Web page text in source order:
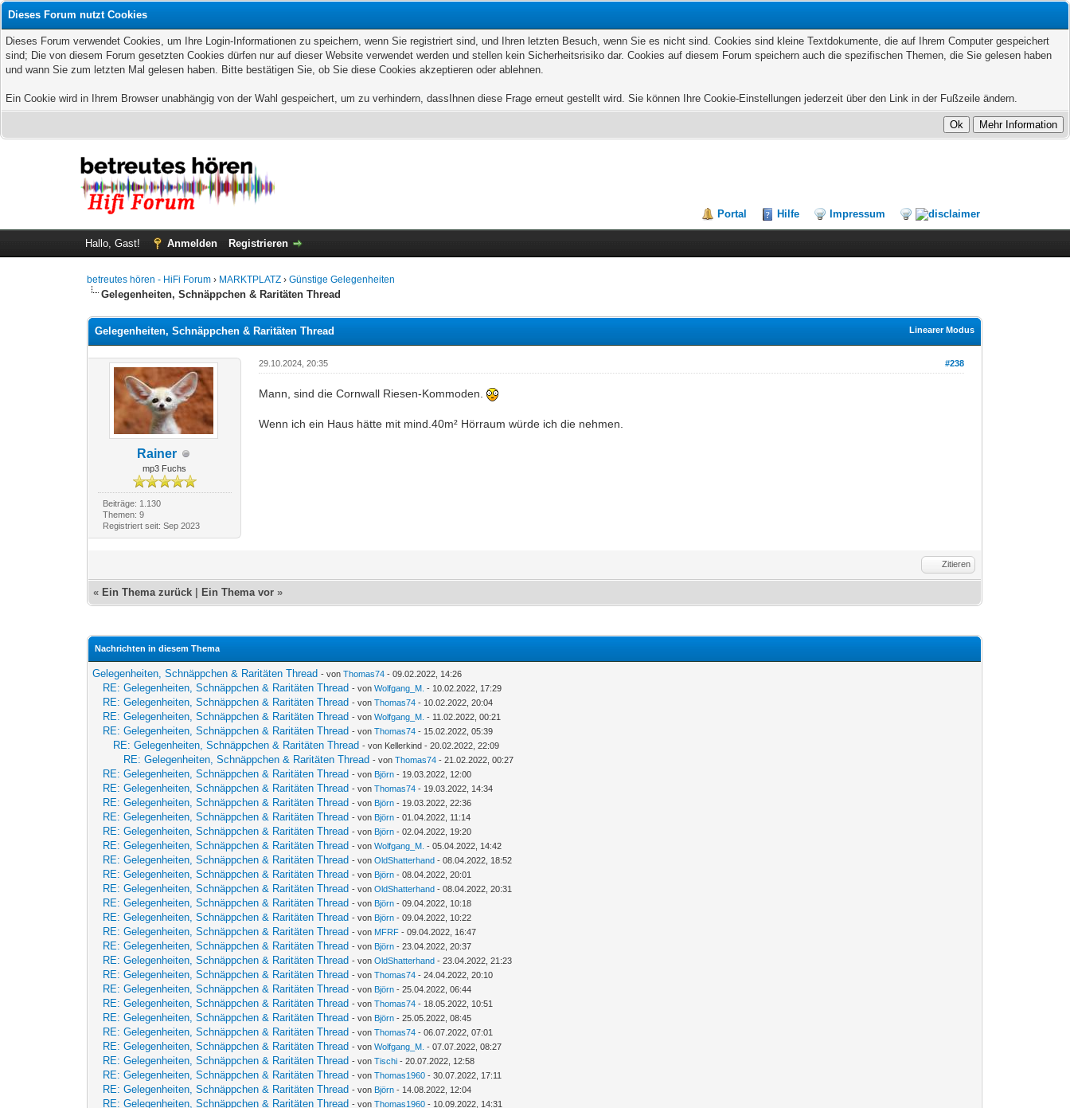
Dieses Forum nutzt Cookies
Dieses Forum verwendet Cookies, um Ihre Login-Informationen zu speichern, wenn Sie registriert sind, und Ihren letzten Besuch, wenn Sie es nicht sind. Cookies sind kleine Textdokumente, die auf Ihrem Computer gespeichert
sind; Die von diesem Forum gesetzten Cookies dürfen nur auf dieser Website verwendet werden und stellen kein Sicherheitsrisiko dar. Cookies auf diesem Forum speichern auch die spezifischen Themen, die Sie gelesen haben
und wann Sie zum letzten Mal gelesen haben. Bitte bestätigen Sie, ob Sie diese Cookies akzeptieren oder ablehnen.
Ein Cookie wird in Ihrem Browser unabhängig von der Wahl gespeichert, um zu verhindern, dassIhnen diese Frage erneut gestellt wird. Sie können Ihre Cookie-Einstellungen jederzeit über den Link in der Fußzeile ändern.
Portal Hilfe Impressum
Hallo, Gast! Anmelden Registrieren
betreutes hören - HiFi Forum› MARKTPLATZ ›Günstige Gelegenheiten
Gelegenheiten, Schnäppchen & Raritäten Thread
Linearer Modus
Gelegenheiten, Schnäppchen & Raritäten Thread
Rainer
mp3 Fuchs
Beiträge: 1.130
Themen: 9
Registriert seit: Sep 2023
#238
29.10.2024, 20:35
Mann, sind die Cornwall Riesen-Kommoden.
Wenn ich ein Haus hätte mit mind.40m² Hörraum würde ich die nehmen.
Zitieren
« Ein Thema zurück Ein Thema vor »
Nachrichten in diesem Thema
Gelegenheiten, Schnäppchen & Raritäten Thread - vonThomas74 - 09.02.2022, 14:26
RE: Gelegenheiten, Schnäppchen & Raritäten Thread - vonWolfgang_M. - 10.02.2022, 17:29
RE: Gelegenheiten, Schnäppchen & Raritäten Thread - vonThomas74 - 10.02.2022, 20:04
RE: Gelegenheiten, Schnäppchen & Raritäten Thread - vonWolfgang_M. - 11.02.2022, 00:21
RE: Gelegenheiten, Schnäppchen & Raritäten Thread - vonThomas74 - 15.02.2022, 05:39
RE: Gelegenheiten, Schnäppchen & Raritäten Thread - von Kellerkind - 20.02.2022, 22:09
RE: Gelegenheiten, Schnäppchen & Raritäten Thread - vonThomas74 - 21.02.2022, 00:27
RE: Gelegenheiten, Schnäppchen & Raritäten Thread - von Björn - 19.03.2022, 12:00
RE: Gelegenheiten, Schnäppchen & Raritäten Thread - vonThomas74 - 19.03.2022, 14:34
RE: Gelegenheiten, Schnäppchen & Raritäten Thread - von Björn - 19.03.2022, 22:36
RE: Gelegenheiten, Schnäppchen & Raritäten Thread - von Björn - 01.04.2022, 11:14
RE: Gelegenheiten, Schnäppchen & Raritäten Thread - von Björn - 02.04.2022, 19:20
RE: Gelegenheiten, Schnäppchen & Raritäten Thread - vonWolfgang_M. - 05.04.2022, 14:42
RE: Gelegenheiten, Schnäppchen & Raritäten Thread - vonOldShatterhand - 08.04.2022, 18:52
RE: Gelegenheiten, Schnäppchen & Raritäten Thread - von Björn - 08.04.2022, 20:01
RE: Gelegenheiten, Schnäppchen & Raritäten Thread - vonOldShatterhand - 08.04.2022, 20:31
RE: Gelegenheiten, Schnäppchen & Raritäten Thread - von Björn - 09.04.2022, 10:18
RE: Gelegenheiten, Schnäppchen & Raritäten Thread - von Björn - 09.04.2022, 10:22
RE: Gelegenheiten, Schnäppchen & Raritäten Thread - von MFRF - 09.04.2022, 16:47
RE: Gelegenheiten, Schnäppchen & Raritäten Thread - von Björn - 23.04.2022, 20:37
RE: Gelegenheiten, Schnäppchen & Raritäten Thread - vonOldShatterhand - 23.04.2022, 21:23
RE: Gelegenheiten, Schnäppchen & Raritäten Thread - vonThomas74 - 24.04.2022, 20:10
RE: Gelegenheiten, Schnäppchen & Raritäten Thread - von Björn - 25.04.2022, 06:44
RE: Gelegenheiten, Schnäppchen & Raritäten Thread - vonThomas74 - 18.05.2022, 10:51
RE: Gelegenheiten, Schnäppchen & Raritäten Thread - von Björn - 25.05.2022, 08:45
RE: Gelegenheiten, Schnäppchen & Raritäten Thread - vonThomas74 - 06.07.2022, 07:01
RE: Gelegenheiten, Schnäppchen & Raritäten Thread - vonWolfgang_M. - 07.07.2022, 08:27
RE: Gelegenheiten, Schnäppchen & Raritäten Thread - vonTischi - 20.07.2022, 12:58
RE: Gelegenheiten, Schnäppchen & Raritäten Thread - vonThomas1960 - 30.07.2022, 17:11
RE: Gelegenheiten, Schnäppchen & Raritäten Thread - von Björn - 14.08.2022, 12:04
RE: Gelegenheiten, Schnäppchen & Raritäten Thread - vonThomas1960 - 10.09.2022, 14:31